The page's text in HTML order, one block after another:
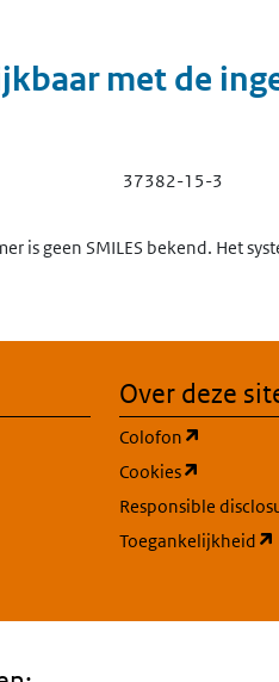
met de
37382-15-3
is geen SMILES bekend. Het
Over deze
Colofon
Cookies
Responsible
Toegankelijkheid